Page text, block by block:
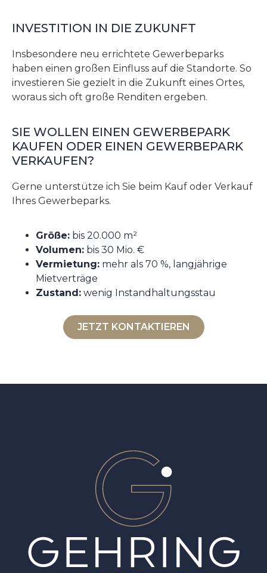
INVESTITION IN DIE ZUKUNFT
Insbesondere neu errichtete Gewerbeparks
haben einen großen Einfluss auf die Standorte. So
investieren Sie gezielt in die Zukunft eines Ortes,
woraus sich oft große Renditen ergeben.
SIE WOLLEN EINEN GEWERBEPARK
KAUFEN ODER EINEN GEWERBEPARK
VERKAUFEN?
Gerne unterstütze ich Sie beim Kauf oder Verkauf
Ihres Gewerbeparks.
Größe: bis 20.000 m²
Volumen: bis 30 Mio. €
Vermietung: mehr als 70 %, langjährige
Mietverträge
Zustand: wenig Instandhaltungsstau
JETZT KONTAKTIEREN